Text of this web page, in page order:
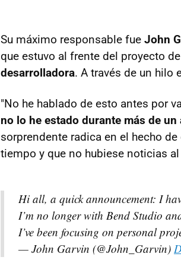
Su máximo responsable fue John
que estuvo al frente del proyecto de
desarrolladora. A través de un hilo
"No he hablado de esto antes por
no lo he estado durante más de un
sorprendente radica en el hecho
tiempo y que no hubiese noticias
Hi all, a quick announcement: I
I’m no longer with Bend Studio
I’ve been focusing on personal
— John Garvin (@John_Garvin)